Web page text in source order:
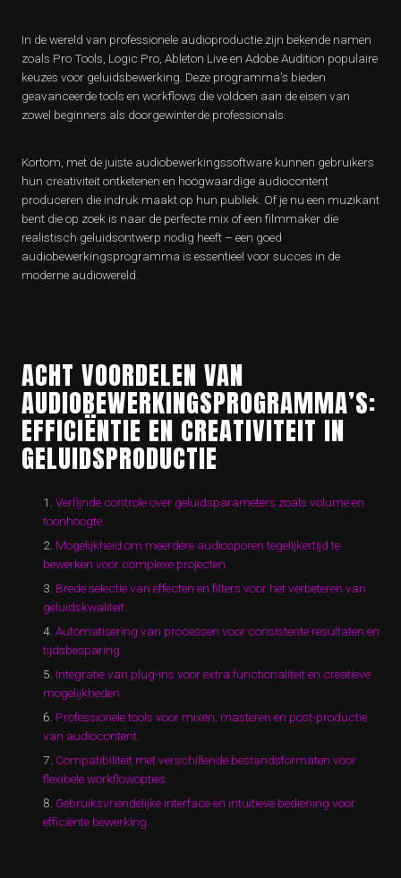
In de wereld van professionele audioproductie zijn bekende namen
zoals Pro Tools, Logic Pro, Ableton Live en Adobe Audition populaire
keuzes voor geluidsbewerking. Deze programma’s bieden
geavanceerde tools en workflows die voldoen aan de eisen van
zowel beginners als doorgewinterde professionals.
Kortom, met de juiste audiobewerkingssoftware kunnen gebruikers
hun creativiteit ontketenen en hoogwaardige audiocontent
produceren die indruk maakt op hun publiek. Of je nu een muzikant
bent die op zoek is naar de perfecte mix of een filmmaker die
realistisch geluidsontwerp nodig heeft – een goed
audiobewerkingsprogramma is essentieel voor succes in de
moderne audiowereld.
ACHT VOORDELEN VAN
AUDIOBEWERKINGSPROGRAMMA’S:
EFFICIËNTIE EN CREATIVITEIT IN
GELUIDSPRODUCTIE
Verfijnde controle over geluidsparameters zoals volume en
toonhoogte.
Mogelijkheid om meerdere audiosporen tegelijkertijd te
bewerken voor complexe projecten.
Brede selectie van effecten en filters voor het verbeteren van
geluidskwaliteit.
Automatisering van processen voor consistente resultaten en
tijdsbesparing.
Integratie van plug-ins voor extra functionaliteit en creatieve
mogelijkheden.
Professionele tools voor mixen, masteren en post-productie
van audiocontent.
Compatibiliteit met verschillende bestandsformaten voor
flexibele workflowopties.
Gebruiksvriendelijke interface en intuïtieve bediening voor
efficiënte bewerking.